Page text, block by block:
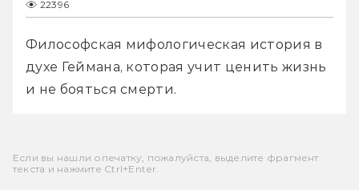
22396
Философская мифологическая история в
духе Геймана, которая учит ценить жизнь
и не бояться смерти.
Если вы нашли опечатку, пожалуйста, выделите фрагмент
текста и нажмите Ctrl+Enter.